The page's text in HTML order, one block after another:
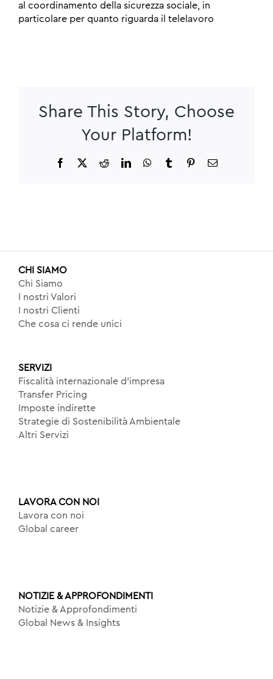
al coordinamento della sicurezza sociale, in
particolare per quanto riguarda il telelavoro
Share This Story, Choose
Your Platform!
Facebook RedditLinkedInWhatsApp
Tumblr PinterestEmail
CHI SIAMO
Chi Siamo
I nostri Valori
I nostri Clienti
Che cosa ci rende unici
SERVIZI
Fiscalità internazionale d’impresa
Transfer Pricing
Imposte indirette
Strategie di Sostenibilità Ambientale
Altri Servizi
LAVORA CON NOI
Lavora con noi
Global career
NOTIZIE & APPROFONDIMENTI
Notizie & Approfondimenti
Global News & Insights